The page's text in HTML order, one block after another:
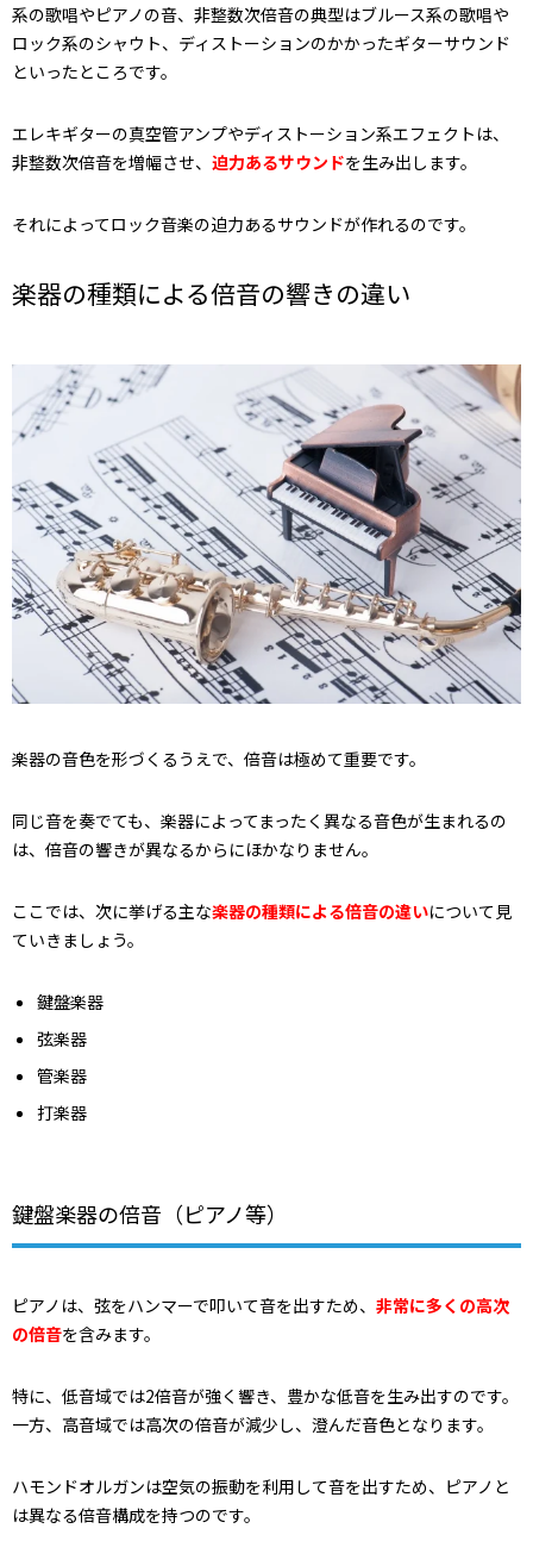
系の歌唱やピアノの音、非整数次倍音の典型はブルース系の歌唱や
ロック系のシャウト、ディストーションのかかったギターサウンド
といったところです。
エレキギターの真空管アンプやディストーション系エフェクトは、
非整数次倍音を増幅させ、 迫力あるサウンドを生み出します。
それによってロック音楽の迫力あるサウンドが作れるのです。
楽器の種類による倍音の響きの違い
楽器の音色を形づくるうえで、倍音は極めて重要です。
同じ音を奏でても、楽器によってまったく異なる音色が生まれるの
は、倍音の響きが異なるからにほかなりません。
ここでは、次に挙げる主な楽器の種類による倍音の違いについて見
ていきましょう。
鍵盤楽器
弦楽器
管楽器
打楽器
鍵盤楽器の倍音（ピアノ等）
ピアノは、弦をハンマーで叩いて音を出すため、 非常に多くの高次
の倍音を含みます。
特に、低音域では2倍音が強く響き、豊かな低音を生み出すのです。
一方、高音域では高次の倍音が減少し、澄んだ音色となります。
ハモンドオルガンは空気の振動を利用して音を出すため、ピアノと
は異なる倍音構成を持つのです。